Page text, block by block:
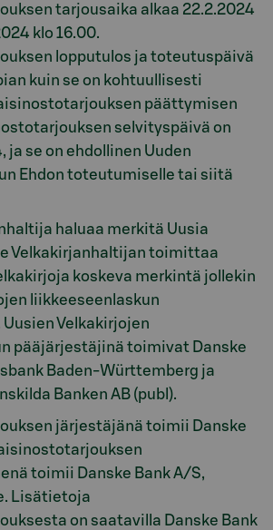
tarjousaika alkaa 22.2.2024
klo 16.00.
lopputulos ja toteutuspäivä
kuin se on kohtuullisesti
päättymisen
selvityspäivä on
ja se on ehdollinen Uuden
Ehdon toteutumiselle tai siitä
haluaa merkitä Uusia
Velkakirjanhaltijan toimittaa
koskeva merkintä jollekin
liikkeeseenlaskun
Velkakirjojen
pääjärjestäjinä toimivat Danske
Baden-Württemberg ja
Banken AB (publ).
järjestäjänä toimii Danske
toimii Danske Bank A/S,
Lisätietoja
on saatavilla Danske Bank